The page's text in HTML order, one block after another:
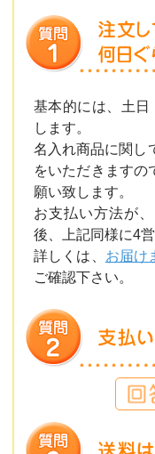
基本的には、土
します。
名入れ商品に関し
をいただきますの
願い致します。
お支払い方法が
後、上記同様に4
詳しくは、 お届け
ご確認下さい。